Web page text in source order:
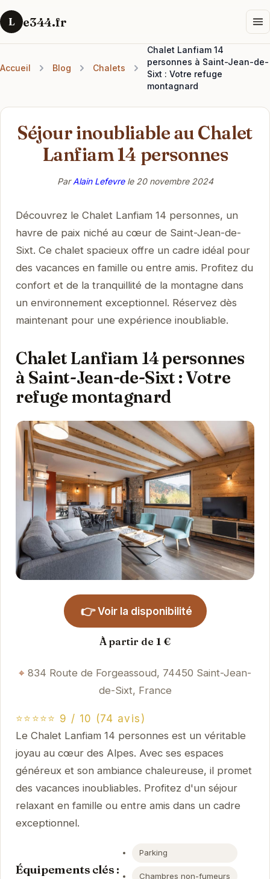
L e344.fr
Accueil Blog Chalets
Chalet Lanfiam 14
personnes à Saint-Jean-de-
Sixt : Votre refuge
montagnard
Séjour inoubliable au Chalet
Lanfiam 14 personnes
ParAlain Lefevrele 20 novembre 2024
Découvrez le Chalet Lanfiam 14 personnes, un
havre de paix niché au cœur de Saint-Jean-de-
Sixt. Ce chalet spacieux offre un cadre idéal pour
des vacances en famille ou entre amis. Profitez du
confort et de la tranquillité de la montagne dans
un environnement exceptionnel. Réservez dès
maintenant pour une expérience inoubliable.
Chalet Lanfiam 14 personnes
à Saint-Jean-de-Sixt : Votre
refuge montagnard
👉 Voir la disponibilité
À partir de 1 €
834 Route de Forgeassoud, 74450 Saint-Jean-
de-Sixt, France
⭐⭐⭐⭐⭐ 9 / 10 (74 avis)
Le Chalet Lanfiam 14 personnes est un véritable
joyau au cœur des Alpes. Avec ses espaces
généreux et son ambiance chaleureuse, il promet
des vacances inoubliables. Profitez d'un séjour
relaxant en famille ou entre amis dans un cadre
exceptionnel.
Équipements clés :
Parking
Chambres non-fumeurs